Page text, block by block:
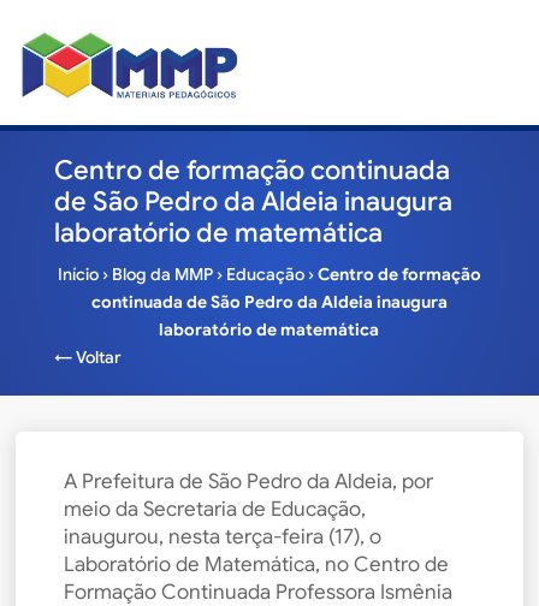
Centro de formação continuada
de São Pedro da Aldeia inaugura
laboratório de matemática
Início› Blog da MMP› Educação›Centro de formação
continuada de São Pedro da Aldeia inaugura
laboratório de matemática
← Voltar
A Prefeitura de São Pedro da Aldeia, por
meio da Secretaria de Educação,
inaugurou, nesta terça-feira (17), o
Laboratório de Matemática, no Centro de
Formação Continuada Professora Ismênia